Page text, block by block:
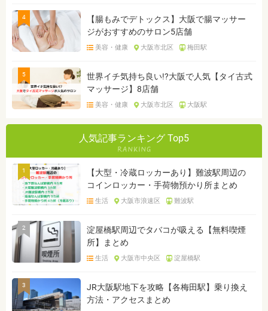
4
【腸もみでデトックス】大阪で腸マッサー
ジがおすすめのサロン5店舗
美容・健康 大阪市北区 梅田駅
5
世界イチ気持ち良い!?大阪で人気【タイ古式
マッサージ】8店舗
美容・健康 大阪市北区 大阪駅
人気記事ランキング Top5
1
【大型・冷蔵ロッカーあり】難波駅周辺の
コインロッカー・手荷物預かり所まとめ
生活 大阪市浪速区 難波駅
2
淀屋橋駅周辺でタバコが吸える【無料喫煙
所】まとめ
生活 大阪市中央区 淀屋橋駅
3
JR大阪駅地下を攻略【各梅田駅】乗り換え
方法・アクセスまとめ